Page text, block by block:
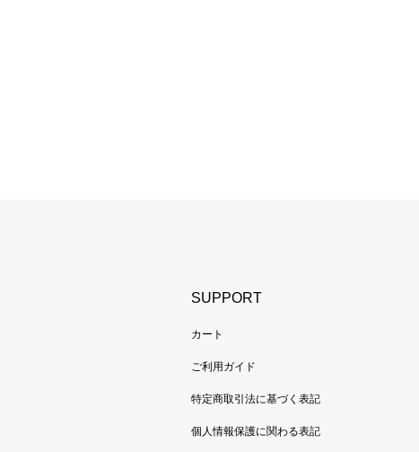
SUPPORT
カート
ご利用ガイド
特定商取引法に基づく表記
個人情報保護に関わる表記